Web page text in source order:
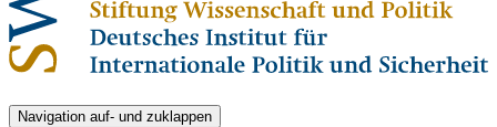
Navigation auf- und zuklappen